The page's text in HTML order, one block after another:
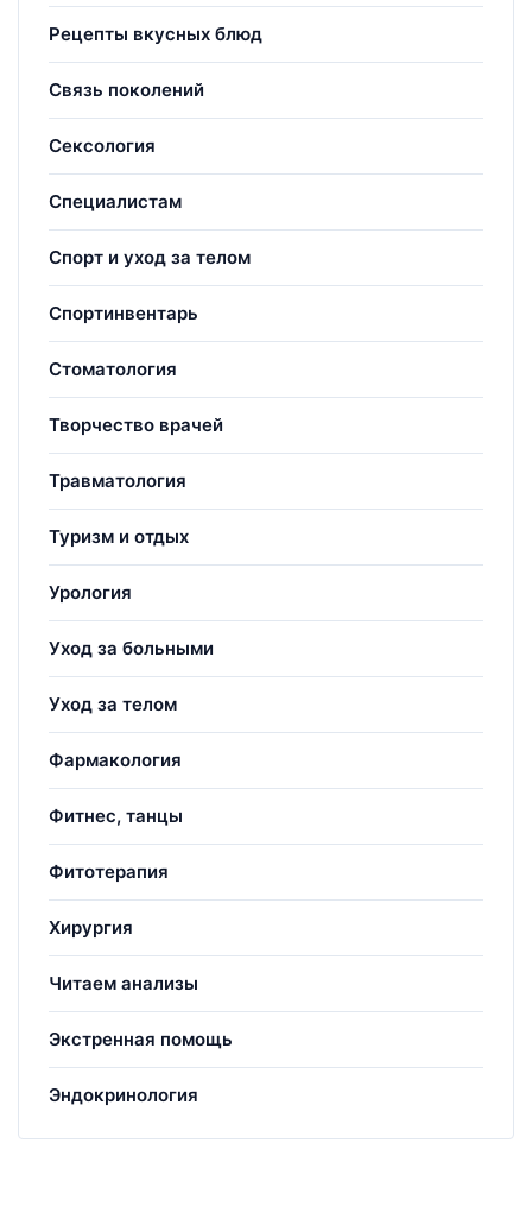
Рецепты вкусных блюд
Связь поколений
Сексология
Специалистам
Спорт и уход за телом
Спортинвентарь
Стоматология
Творчество врачей
Травматология
Туризм и отдых
Урология
Уход за больными
Уход за телом
Фармакология
Фитнес, танцы
Фитотерапия
Хирургия
Читаем анализы
Экстренная помощь
Эндокринология